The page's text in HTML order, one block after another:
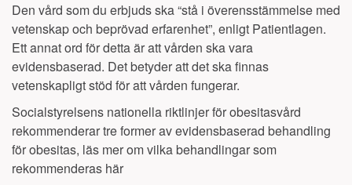
Den vård som du erbjuds ska “stå i överensstämmelse med
vetenskap och beprövad erfarenhet”, enligt Patientlagen.
Ett annat ord för detta är att vården ska vara
evidensbaserad. Det betyder att det ska finnas
vetenskapligt stöd för att vården fungerar.
Socialstyrelsens nationella riktlinjer för obesitasvård
rekommenderar tre former av evidensbaserad behandling
för obesitas, läs mer om vilka behandlingar som
rekommenderas här